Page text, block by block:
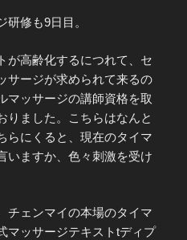
修も9日目。
が高齢化するにつれて、セ
サージが求められて来るの
マッサージの講師資格を取
りました。こちらはなんと
らにくると、現在のタイマ
いますか、色々刺激を受け
チェンマイの本場のタイマ
マッサージテキストtディプ